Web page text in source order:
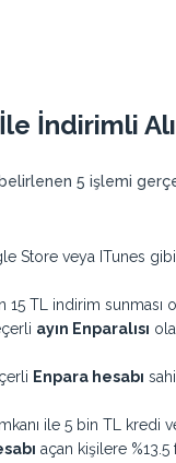
İle İndirimli
5 işlemi
Store veya ITunes
TL indirim sunması
ayın Enparalısı
Enpara hesabı
ile 5 bin TL kredi
açan kişilere